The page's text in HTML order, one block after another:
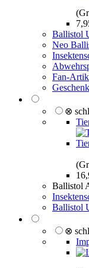
Ballistol
Neo
Fan-
⊗
Ballistol
Ballistol
⊗